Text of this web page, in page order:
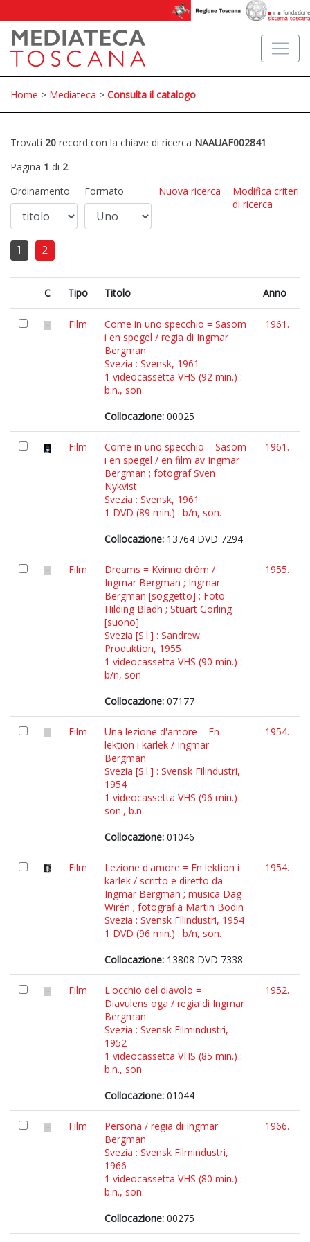
Home > Mediateca > Consulta il catalogo
Trovati 20 record con la chiave di ricerca NAAUAF002841
Pagina 1 di 2
Ordinamento
Formato Nuova ricerca
Modifica criteri
di ricerca
1 2
C Tipo Titolo Anno
Film
Come in uno specchio = Sasom
i en spegel / regia di Ingmar
Bergman
Svezia : Svensk, 1961
1 videocassetta VHS (92 min.) :
b.n., son.
Collocazione: 00025
1961.
Film
Come in uno specchio = Sasom
i en spegel / en film av Ingmar
Bergman ; fotograf Sven
Nykvist
Svezia : Svensk, 1961
1 DVD (89 min.) : b/n, son.
Collocazione: 13764 DVD 7294
1961.
Film
Dreams = Kvinno dröm /
Ingmar Bergman ; Ingmar
Bergman [soggetto] ; Foto
Hilding Bladh ; Stuart Gorling
[suono]
Svezia [S.l.] : Sandrew
Produktion, 1955
1 videocassetta VHS (90 min.) :
b/n, son
Collocazione: 07177
1955.
Film
Una lezione d'amore = En
lektion i karlek / Ingmar
Bergman
Svezia [S.l.] : Svensk Filindustri,
1954
1 videocassetta VHS (96 min.) :
son., b.n.
Collocazione: 01046
1954.
Film
Lezione d'amore = En lektion i
kärlek / scritto e diretto da
Ingmar Bergman ; musica Dag
Wirén ; fotografia Martin Bodin
Svezia : Svensk Filindustri, 1954
1 DVD (96 min.) : b/n, son.
Collocazione: 13808 DVD 7338
1954.
Film
L'occhio del diavolo =
Diavulens oga / regia di Ingmar
Bergman
Svezia : Svensk Filmindustri,
1952
1 videocassetta VHS (85 min.) :
b.n., son.
Collocazione: 01044
1952.
Film
Persona / regia di Ingmar
Bergman
Svezia : Svensk Filmindustri,
1966
1 videocassetta VHS (80 min.) :
b.n., son.
Collocazione: 00275
1966.